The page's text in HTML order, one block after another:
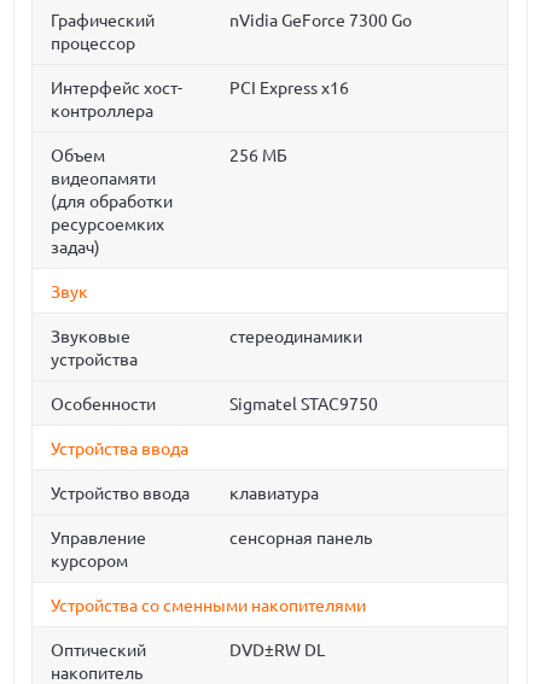
Графический
процессор
nVidia GeForce 7300 Go
Интерфейс хост-
контроллера
PCI Express x16
Объем
видеопамяти
(для обработки
ресурсоемких
задач)
256 МБ
Звук
Звуковые
устройства
стереодинамики
Особенности Sigmatel STAC9750
Устройства ввода
Устройство ввода клавиатура
Управление
курсором
сенсорная панель
Устройства со сменными накопителями
Оптический
накопитель
DVD±RW DL